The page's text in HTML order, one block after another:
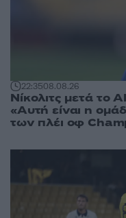
22:3508.08.26
Νίκολιτς μετά
«Αυτή είναι η
των πλέι οφ